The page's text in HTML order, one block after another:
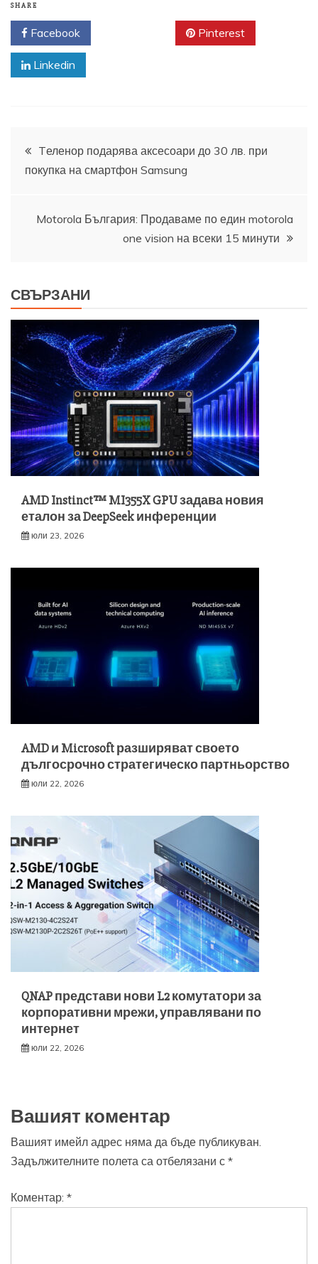
SHARE
Facebook Pinterest
Linkedin
Навигация
Tеленор подарява аксесоари до 30 лв. при
покупка на смартфон Samsung
Motorola България: Продаваме по един motorola
one vision на всеки 15 минути
СВЪРЗАНИ
AMD Instinct™ MI355X GPU задава новия
еталон за DeepSeek инференции
юли 23, 2026
AMD и Microsoft разширяват своето
дългосрочно стратегическо партньорство
юли 22, 2026
QNAP представи нови L2 комутатори за
корпоративни мрежи, управлявани по
интернет
юли 22, 2026
Вашият коментар
Вашият имейл адрес няма да бъде публикуван.
Задължителните полета са отбелязани с *
Коментар: *